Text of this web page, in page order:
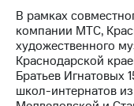
Контакты
Медиа-центр
Пресс-
релизы
МТС
В рамках
компании МТС,
художественного
Краснодарской
Братьев Игнатовых
школ-интернатов